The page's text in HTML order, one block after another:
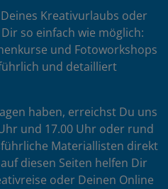
Kreativurlaubs oder
so einfach wie möglich:
und Fotoworkshops
und detailliert
haben, erreichst Du uns
und 17.00 Uhr oder rund
Materiallisten direkt
diesen Seiten helfen Dir
oder Deinen Online